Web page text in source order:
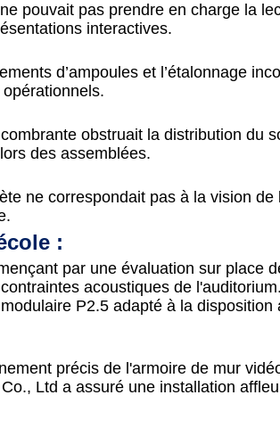
pouvait pas prendre en charge la
interactives.
d’ampoules et l’étalonnage
obstruait la distribution du
des assemblées.
ne correspondait pas à la vision de
:
par une évaluation sur place
acoustiques de
P2.5 adapté à la disposition
précis de l'armoire de mur
Ltd a assuré une installation